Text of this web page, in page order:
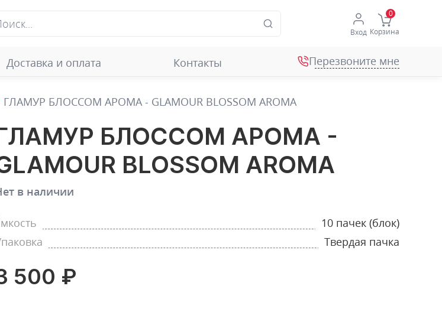
Вход Корзина
Доставка и оплата Контакты Перезвоните мне
ГЛАМУР БЛОССОМ АРОМА - GLAMOUR BLOSSOM AROMA
БЛОССОМ АРОМА -
BLOSSOM AROMA
в наличии
10 пачек (блок)
Твердая пачка
500 ₽